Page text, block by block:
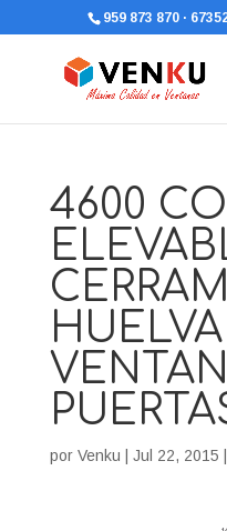
959 873 870 ·
4600
HUELVA
por Venku Jul 22, 2015